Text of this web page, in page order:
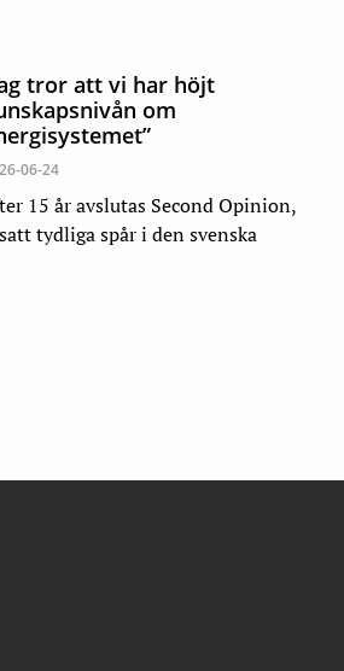
tror att vi har höjt
om
06-24
15 år avslutas Second Opinion,
tydliga spår i den svenska